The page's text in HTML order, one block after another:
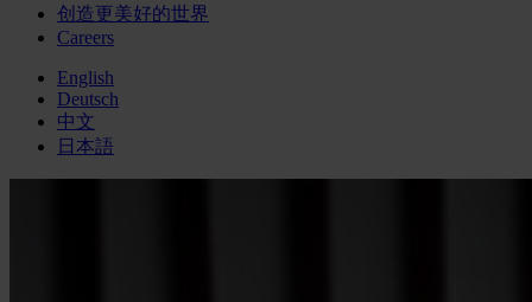
创造更美好的世界
Careers
English
Deutsch
中文
日本語